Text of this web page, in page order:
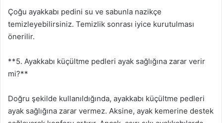
Çoğu ayakkabı pedini su ve sabunla nazikçe
temizleyebilirsiniz. Temizlik sonrası iyice kurutulması
önerilir.
**5. Ayakkabı küçültme pedleri ayak sağlığına zarar verir
mi?**
Doğru şekilde kullanıldığında, ayakkabı küçültme pedleri
ayak sağlığına zarar vermez. Aksine, ayak kemerine destek